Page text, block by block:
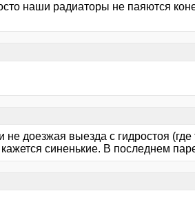
наши радиаторы не паяются
доезжая выезда с гидростоя (где
синенькие. В последнем